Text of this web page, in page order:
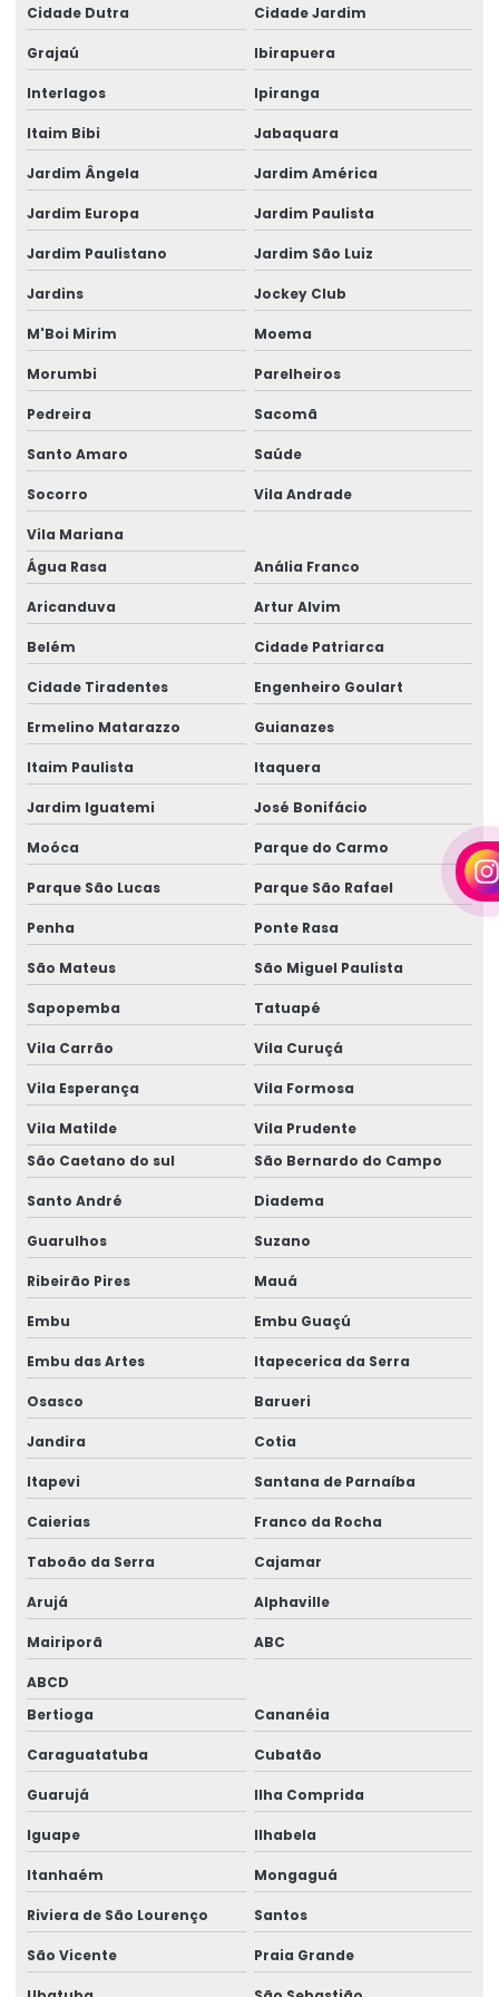
Aluguel de um gerador
área de locação de geradores
Cabo elétrico de 16 mm
Cabo elétrico de 16mm
Cabo eletrico de 2 5mm
Cabo elétrico de 25 mm
Cabo elétrico 35mm
Cabo elétrico de 4 mm
Cabo elétrico para iluminação
Empresa de aluguel de gerador
Empresa de aluguel de gerador em camaçari
Empresa de gerador de energia em camaçari
Empresa de gerador para eventos
Empresa de gerador para eventos em camaçari
Empresa de geradores
Empresa de geradores em camaçari
Empresa de locação de geradores
Empresa de locação de geradores em camaçari
Fornecedor de gerador
Fornecedor de gerador de energia em camaçari
Fornecedores de geradores a diesel
Fornecedores de geradores a diesel em camaçari
Fornecedores de geradores elétricos
Gerador 100 kva
Gerador 100 kva aluguel preço
Gerador 100 kva diesel
Gerador 100 kva mwm
Gerador 100 kva trifásico
Gerador 100 kva valor
Gerador 100 kva a venda
Gerador 100kva valor
Gerador 110 kva
Gerador 120 kva
Gerador 120 kva diesel
Gerador 120 kva preço
Gerador 150 kva
Gerador 150 kva aluguel
Gerador 150 kva diesel
Cidade Dutra Cidade Jardim
Grajaú Ibirapuera
Interlagos Ipiranga
Itaim Bibi Jabaquara
Jardim Ângela Jardim América
Jardim Europa Jardim Paulista
Jardim Paulistano Jardim São Luiz
Jardins Jockey Club
M'Boi Mirim Moema
Morumbi Parelheiros
Pedreira Sacomã
Santo Amaro Saúde
Socorro Vila Andrade
Vila Mariana
Água Rasa
Anália Franco
Aricanduva Artur Alvim
Belém Cidade Patriarca
Cidade Tiradentes Engenheiro Goulart
Ermelino Matarazzo Guianazes
Itaim Paulista Itaquera
Jardim Iguatemi José Bonifácio
Moóca Parque do Carmo
Parque São Lucas Parque São Rafael
Penha Ponte Rasa
São Mateus São Miguel Paulista
Sapopemba Tatuapé
Vila Carrão Vila Curuçá
Vila Esperança Vila Formosa
Vila Matilde
Vila Prudente
São Caetano do sul
São Bernardo do Campo
Santo André Diadema
Guarulhos Suzano
Ribeirão Pires Mauá
Embu Embu Guaçú
Embu das Artes Itapecerica da Serra
Osasco Barueri
Jandira Cotia
Itapevi Santana de Parnaíba
Caierias Franco da Rocha
Taboão da Serra Cajamar
Arujá Alphaville
Mairiporã ABC
ABCD
Bertioga
Cananéia
Caraguatatuba Cubatão
Guarujá Ilha Comprida
Iguape Ilhabela
Itanhaém Mongaguá
Riviera de São Lourenço Santos
São Vicente Praia Grande